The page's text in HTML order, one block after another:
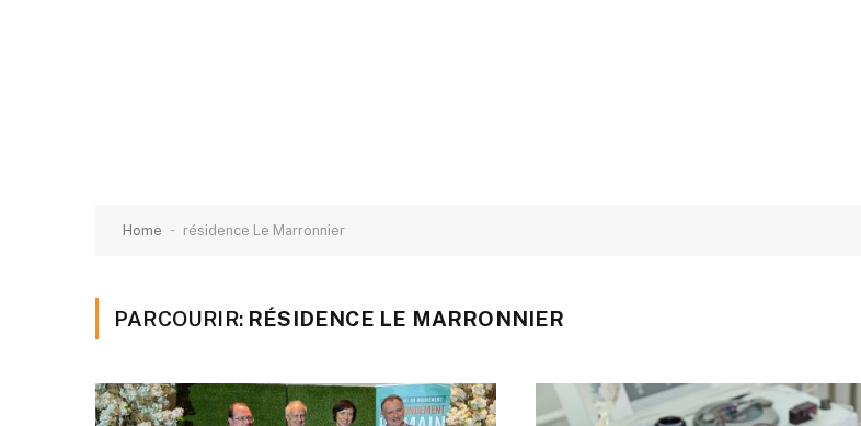
Home - résidence Le Marronnier
PARCOURIR: RÉSIDENCE LE MARRONNIER